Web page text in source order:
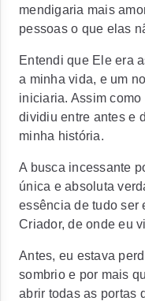
mendigaria mais
pessoas o que elas
Entendi que Ele era
a minha vida, e um
iniciaria. Assim
dividiu entre antes e
minha história.
A busca incessante
única e absoluta
essência de tudo ser
Criador, de onde eu
Antes, eu estava
sombrio e por mais
abrir todas as portas